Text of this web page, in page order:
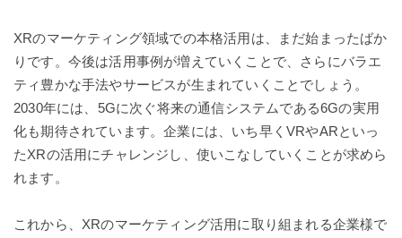
XRのマーケティング領域での本格活用は、まだ始まったばか
りです。今後は活用事例が増えていくことで、さらにバラエ
ティ豊かな手法やサービスが生まれていくことでしょう。
2030年には、5Gに次ぐ将来の通信システムである6Gの実用
化も期待されています。企業には、いち早くVRやARといっ
たXRの活用にチャレンジし、使いこなしていくことが求めら
れます。
これから、XRのマーケティング活用に取り組まれる企業様で